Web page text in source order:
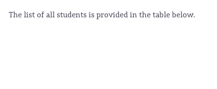
The list of all students is provided in the table below.